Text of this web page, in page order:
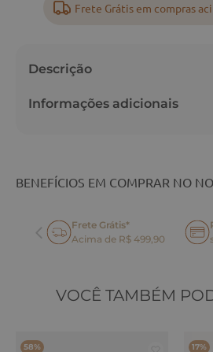
Frete Grátis em compras
Descrição
Informações adicionais
BENEFÍCIOS EM COMPRAR NO
Frete Grátis*
Acima de R$ 499,90
VOCÊ TAMBÉM
58% 17%